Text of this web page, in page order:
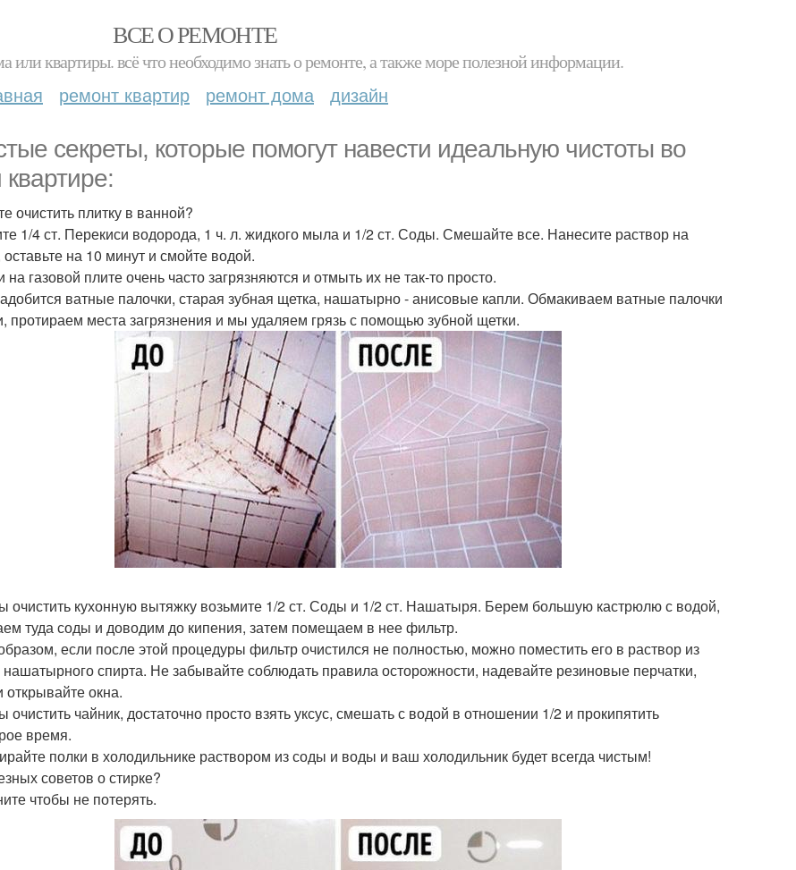
ВСЕ О РЕМОНТЕ
или квартиры. всё что необходимо знать о ремонте, а также море полезной информации.
ремонт квартир ремонт дома дизайн
секреты, которые помогут навести идеальную чистоты во
квартире:
очистить плитку в ванной?
1/4 ст. Перекиси водорода, 1 ч. л. жидкого мыла и 1/2 ст. Соды. Смешайте все. Нанесите раствор на
оставьте на 10 минут и смойте водой.
на газовой плите очень часто загрязняются и отмыть их не так-то просто.
ватные палочки, старая зубная щетка, нашатырно - анисовые капли. Обмакиваем ватные палочки
протираем места загрязнения и мы удаляем грязь с помощью зубной щетки.
очистить кухонную вытяжку возьмите 1/2 ст. Соды и 1/2 ст. Нашатыря. Берем большую кастрюлю с водой,
туда соды и доводим до кипения, затем помещаем в нее фильтр.
если после этой процедуры фильтр очистился не полностью, можно поместить его в раствор из
спирта. Не забывайте соблюдать правила осторожности, надевайте резиновые перчатки,
открывайте окна.
очистить чайник, достаточно просто взять уксус, смешать с водой в отношении 1/2 и прокипятить
время.
полки в холодильнике раствором из соды и воды и ваш холодильник будет всегда чистым!
советов о стирке?
чтобы не потерять.